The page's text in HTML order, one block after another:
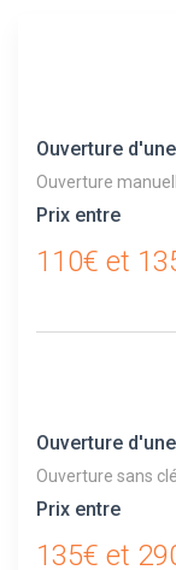
Ouverture
Ouverture
Prix entre
110€ et
Ouverture
Ouverture sans clé
Prix entre
135€ et